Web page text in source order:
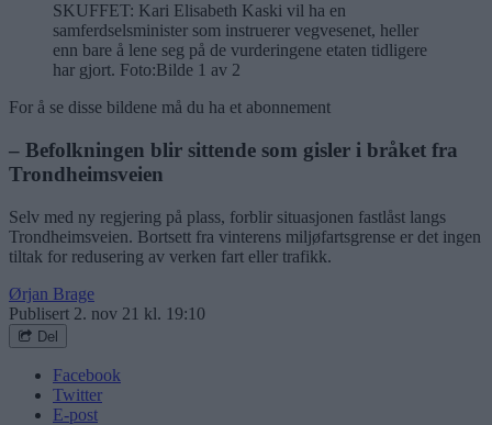
SKUFFET: Kari Elisabeth Kaski vil ha en
samferdselsminister som instruerer vegvesenet, heller
enn bare å lene seg på de vurderingene etaten tidligere
har gjort. Foto:Bilde 1 av 2
For å se disse bildene må du ha et abonnement
– Befolkningen blir sittende som gisler i bråket fra
Trondheimsveien
Selv med ny regjering på plass, forblir situasjonen fastlåst langs
Trondheimsveien. Bortsett fra vinterens miljøfartsgrense er det ingen
tiltak for redusering av verken fart eller trafikk.
Ørjan Brage
Publisert 2. nov 21 kl. 19:10
Del
Facebook
Twitter
E-post